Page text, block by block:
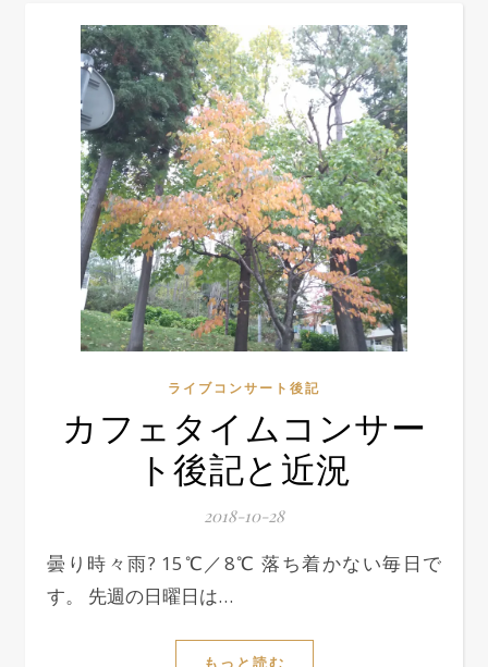
ライブコンサート後記
カフェタイムコンサー
ト後記と近況
2018-10-28
曇り時々雨? 15℃／8℃ 落ち着かない毎日で
す。 先週の日曜日は…
もっと読む